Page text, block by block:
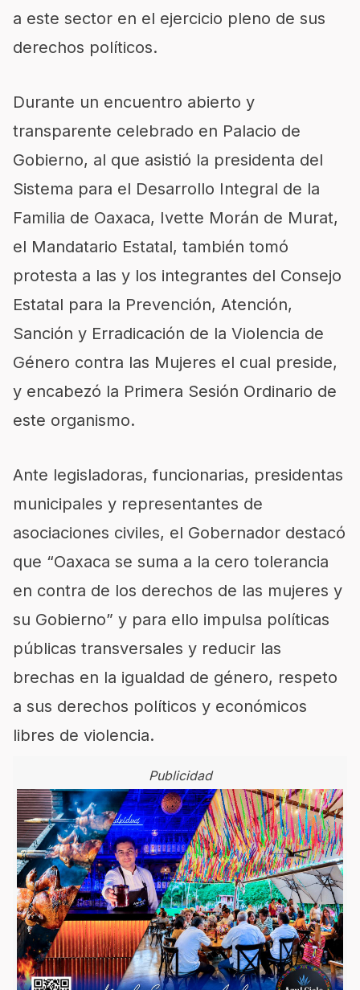
a este sector en el ejercicio pleno de sus
derechos políticos.
Durante un encuentro abierto y
transparente celebrado en Palacio de
Gobierno, al que asistió la presidenta del
Sistema para el Desarrollo Integral de la
Familia de Oaxaca, Ivette Morán de Murat,
el Mandatario Estatal, también tomó
protesta a las y los integrantes del Consejo
Estatal para la Prevención, Atención,
Sanción y Erradicación de la Violencia de
Género contra las Mujeres el cual preside,
y encabezó la Primera Sesión Ordinario de
este organismo.
Ante legisladoras, funcionarias, presidentas
municipales y representantes de
asociaciones civiles, el Gobernador destacó
que “Oaxaca se suma a la cero tolerancia
en contra de los derechos de las mujeres y
su Gobierno” y para ello impulsa políticas
públicas transversales y reducir las
brechas en la igualdad de género, respeto
a sus derechos políticos y económicos
libres de violencia.
Publicidad